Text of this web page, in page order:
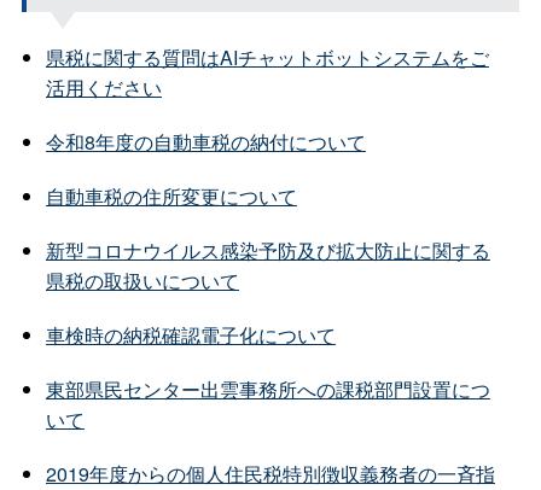
県税に関する質問はAIチャットボットシステムをご
活用ください
令和8年度の自動車税の納付について
自動車税の住所変更について
新型コロナウイルス感染予防及び拡大防止に関する
県税の取扱いについて
車検時の納税確認電子化について
東部県民センター出雲事務所への課税部門設置につ
いて
2019年度からの個人住民税特別徴収義務者の一斉指